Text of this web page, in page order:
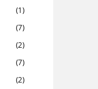
1
7
2
7
2